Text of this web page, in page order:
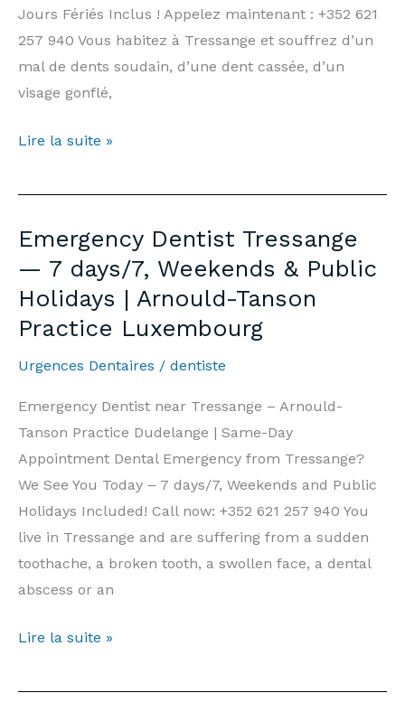
Luxembourg
Jours Fériés Inclus ! Appelez maintenant : +352 621
257 940 Vous habitez à Tressange et souffrez d’un
mal de dents soudain, d’une dent cassée, d’un
visage gonflé,
Dentiste
Tressange
7j/7,
Week-
end
et
Fériés
|
Cabinet
Arnould-
Tanson
Luxembourg
Lire la suite »
Emergency Dentist Tressange
— 7 days/7, Weekends & Public
Holidays | Arnould-Tanson
Practice Luxembourg
Urgences Dentaires / dentiste
Emergency Dentist near Tressange – Arnould-
Tanson Practice Dudelange | Same-Day
Appointment Dental Emergency from Tressange?
We See You Today – 7 days/7, Weekends and Public
Holidays Included! Call now: +352 621 257 940 You
live in Tressange and are suffering from a sudden
toothache, a broken tooth, a swollen face, a dental
abscess or an
Emergency
Tressange
Lire la suite »